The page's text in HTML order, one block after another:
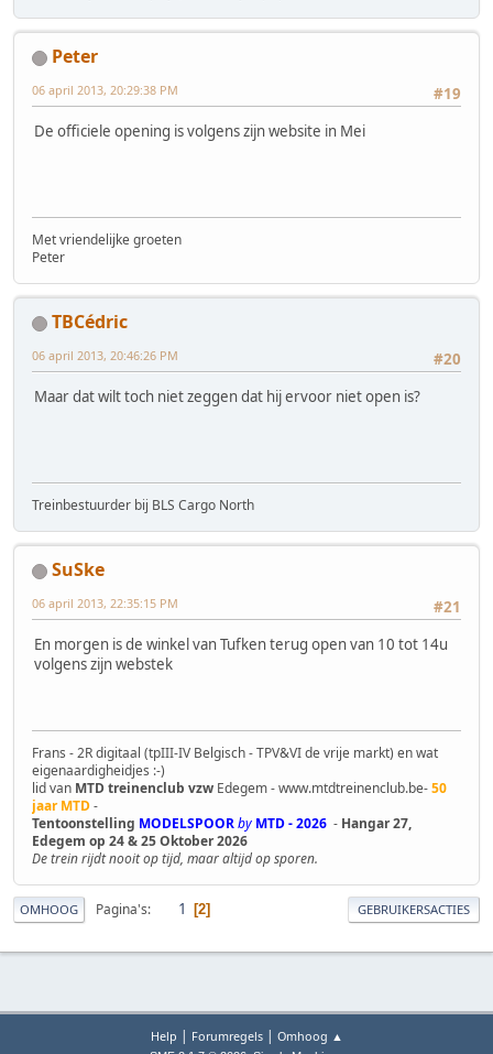
Peter
#19
06 april 2013, 20:29:38 PM
De officiele opening is volgens zijn website in Mei
Met vriendelijke groeten
Peter
TBCédric
#20
06 april 2013, 20:46:26 PM
Maar dat wilt toch niet zeggen dat hij ervoor niet open is?
Treinbestuurder bij BLS Cargo North
SuSke
#21
06 april 2013, 22:35:15 PM
En morgen is de winkel van Tufken terug open van 10 tot 14u
volgens zijn webstek
Frans - 2R digitaal (tpIII-IV Belgisch - TPV&VI de vrije markt) en wat
eigenaardigheidjes :-)
lid van MTD treinenclub vzw Edegem - www.mtdtreinenclub.be-50
jaar MTD-
Tentoonstelling MODELSPOORby MTD - 2026 - Hangar 27,
Edegem op 24 & 25 Oktober 2026
De trein rijdt nooit op tijd, maar altijd op sporen.
OMHOOG Pagina's 1 2 GEBRUIKERSACTIES
Help Forumregels| Omhoog ▲